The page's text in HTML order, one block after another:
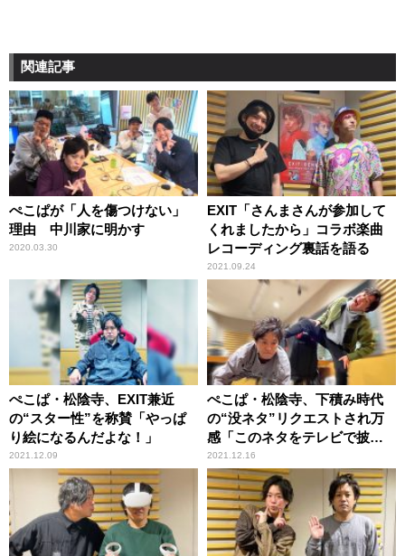
関連記事
ぺこぱが「人を傷つけない」
理由 中川家に明かす
2020.03.30
EXIT「さんまさんが参加して
くれましたから」コラボ楽曲
レコーディング裏話を語る
2021.09.24
ぺこぱ・松陰寺、EXIT兼近
の“スター性”を称賛「やっぱ
り絵になるんだよな！」
2021.12.09
ぺこぱ・松陰寺、下積み時代
の“没ネタ”リクエストされ万
感「このネタをテレビで披露
できるなんて」
2021.12.16